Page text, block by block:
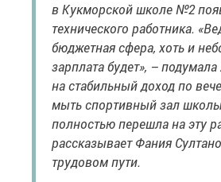
в Кукморской школе №2
технического работника.
бюджетная сфера, хоть и
зарплата будет», –
на стабильный доход по
мыть спортивный зал
полностью перешла на эту
рассказывает Фания
трудовом пути.